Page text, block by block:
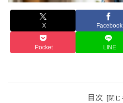
X Facebook
Pocket LINE
目次